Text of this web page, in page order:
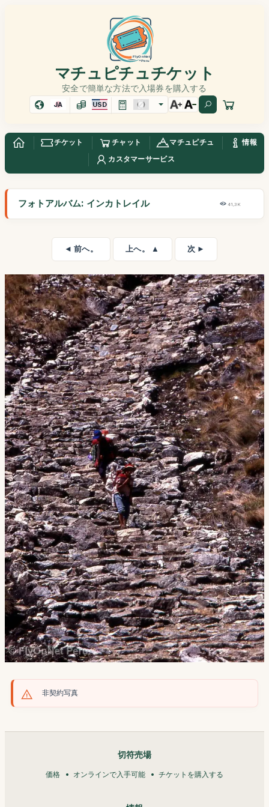
マチュピチュチケット
安全で簡単な方法で入場券を購入する
JA USD
チケット チャット マチュピチュ
情報
カスタマーサービス
フォトアルバム: インカトレイル 41,3K
◄ 前へ。 上へ。 ▲ 次 ►
非契約写真
切符売場
価格 オンラインで入手可能 チケットを購入する